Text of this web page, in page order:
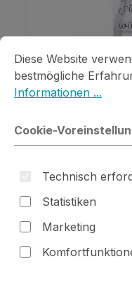
Clear
Details
Cookie-Voreinstellungen
Diese Website
Diese Website
bestmögliche
Informationen ...
Cookie-
Technisch
Statistiken
Marketing